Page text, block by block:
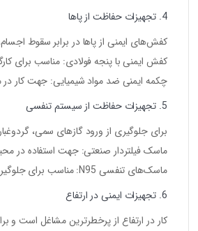
4. تجهیزات حفاظت از پاها
کفش‌های ایمنی از پاها در برابر سقوط
کفش ایمنی با پنجه فولادی: مناسب برای
چکمه ایمنی ضد مواد شیمیایی: جهت کار در
5. تجهیزات حفاظت از سیستم تنفسی
برای جلوگیری از ورود گازهای سمی،
ماسک فیلتردار صنعتی: جهت استفاده در
ماسک‌های تنفسی N95
: مناسب برای
6. تجهیزات ایمنی در ارتفاع
کار در ارتفاع از پرخطرترین مشاغل است و